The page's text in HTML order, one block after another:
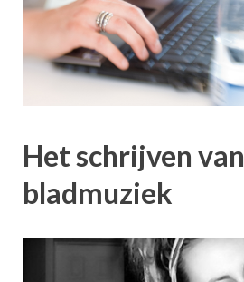
Het schrijven van
bladmuziek